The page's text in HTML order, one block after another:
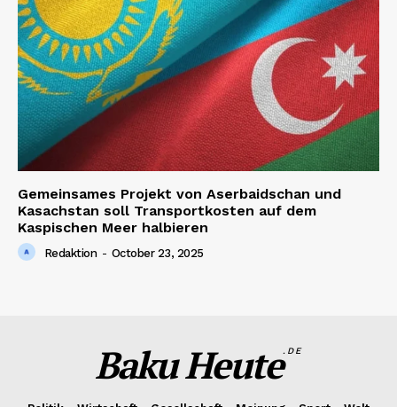
Gemeinsames Projekt von Aserbaidschan und
Kasachstan soll Transportkosten auf dem
Kaspischen Meer halbieren
Redaktion - October 23, 2025
Baku Heute.DE